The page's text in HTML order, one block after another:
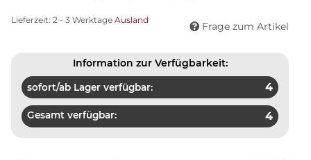
Lieferzeit: 2 - 3 Werktage Ausland
Frage zum Artikel
Information zur Verfügbarkeit:
sofort/ab Lager verfügbar: 4
Gesamt verfügbar: 4